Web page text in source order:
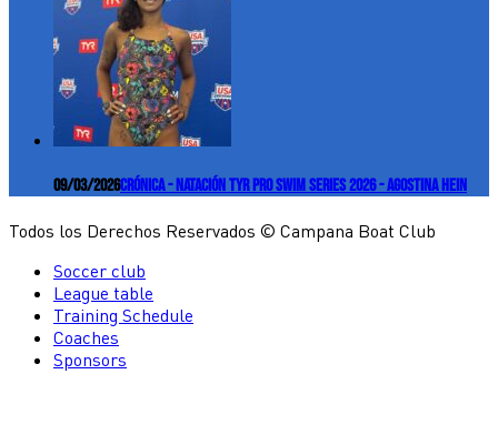
09/03/2026Crónica - Natación TYR Pro Swim Series 2026 - Agostina Hein
Todos los Derechos Reservados © Campana Boat Club
Soccer club
League table
Training Schedule
Coaches
Sponsors